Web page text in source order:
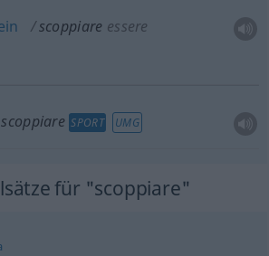
scoppiare essere
scoppiare SPORT UMG
für "scoppiare"